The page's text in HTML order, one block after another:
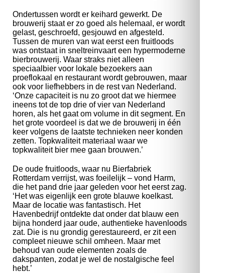
Ondertussen wordt er keihard gewerkt. De
brouwerij staat er zo goed als helemaal, er wordt
gelast, geschroefd, gesjouwd en afgesteld.
Tussen de muren van wat eerst een fruitloods
was ontstaat in sneltreinvaart een hypermoderne
bierbrouwerij. Waar straks niet alleen
speciaalbier voor lokale bezoekers aan
proeflokaal en restaurant wordt gebrouwen, maar
ook voor liefhebbers in de rest van Nederland.
‘Onze capaciteit is nu zo groot dat we hiermee
ineens tot de top drie of vier van Nederland
horen, als het gaat om volume in dit segment. En
het grote voordeel is dat we de brouwerij in één
keer volgens de laatste technieken neer konden
zetten. Topkwaliteit materiaal waar we
topkwaliteit bier mee gaan brouwen.’
De oude fruitloods, waar nu Bierfabriek
Rotterdam verrijst, was foeilelijk – vond Harm,
die het pand drie jaar geleden voor het eerst zag.
‘Het was eigenlijk een grote blauwe koelkast.
Maar de locatie was fantastisch. Het
Havenbedrijf ontdekte dat onder dat blauw een
bijna honderd jaar oude, authentieke havenloods
zat. Die is nu grondig gerestaureerd, er zit een
compleet nieuwe schil omheen. Maar met
behoud van oude elementen zoals de
dakspanten, zodat je wel de nostalgische feel
hebt.’